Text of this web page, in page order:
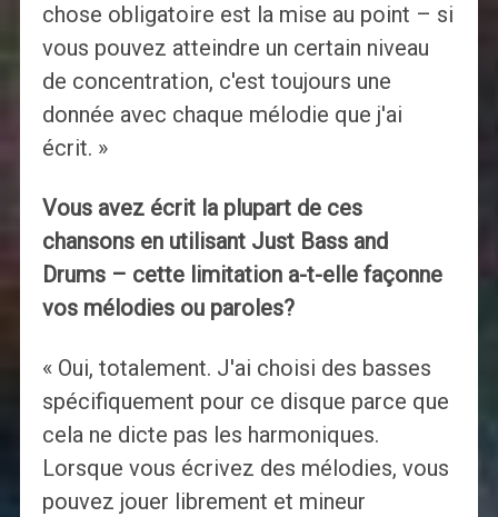
chose obligatoire est la mise au point – si
vous pouvez atteindre un certain niveau
de concentration, c'est toujours une
donnée avec chaque mélodie que j'ai
écrit. »
Vous avez écrit la plupart de ces
chansons en utilisant Just Bass and
Drums – cette limitation a-t-elle façonne
vos mélodies ou paroles?
« Oui, totalement. J'ai choisi des basses
spécifiquement pour ce disque parce que
cela ne dicte pas les harmoniques.
Lorsque vous écrivez des mélodies, vous
pouvez jouer librement et mineur